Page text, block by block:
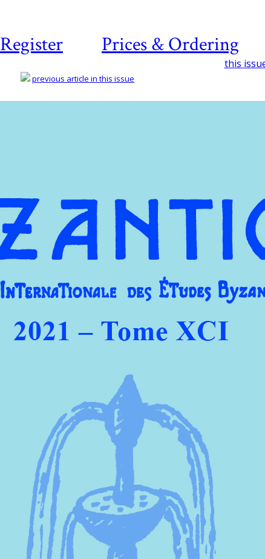
Register Prices & Ordering
this
previous article in this issue